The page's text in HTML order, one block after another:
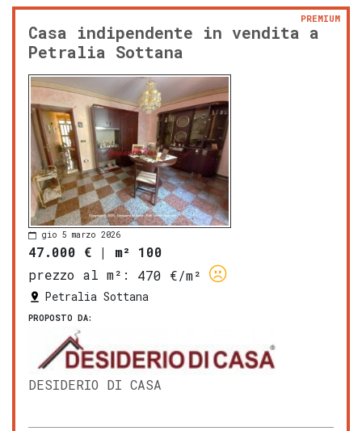
Casa indipendente in vendita a
Petralia Sottana
PREMIUM
gio 5 marzo 2026
47.000 € | m² 100
prezzo al m²:
470 €/m²
Petralia Sottana
PROPOSTO DA:
DESIDERIO DI CASA